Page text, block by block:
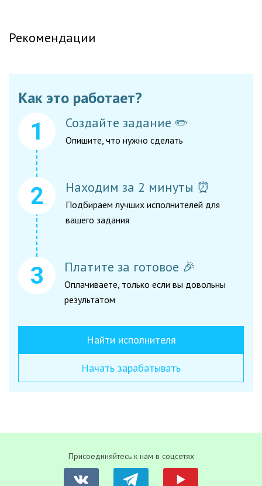
Рекомендации
Как это работает?
Создайте задание ✏️
Опишите, что нужно сделать
Находим за 2 минуты ⏰
Подбираем лучших исполнителей для
вашего задания
Платите за готовое 🎉
Оплачиваете, только если вы довольны
результатом
Найти исполнителя
Начать зарабатывать
Присоединяйтесь к нам в соцсетях